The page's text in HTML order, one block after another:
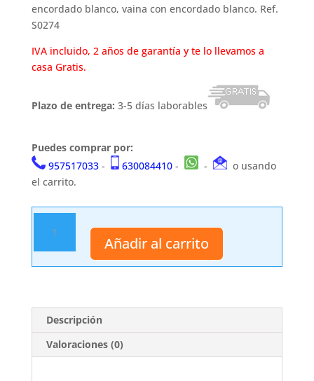
encordado blanco, vaina con encordado blanco. Ref.
S0274
IVA incluido, 2 años de garantía y te lo llevamos a
casa Gratis.
Plazo de entrega: 3-5 días laborables
Puedes comprar por:
957517033- 630084410- -
o usando
el carrito.
S0274
cantidad
Añadir al carrito
Descripción
Valoraciones (0)